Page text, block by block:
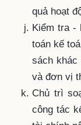
quả hoạt
Kiểm tra -
toán kế
sách khác
và đơn vị
Chủ trì
công tác